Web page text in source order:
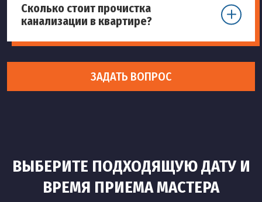
Сколько стоит прочистка
канализации в квартире?
ЗАДАТЬ ВОПРОС
ВЫБЕРИТЕ ПОДХОДЯЩУЮ ДАТУ И
ВРЕМЯ ПРИЕМА МАСТЕРА